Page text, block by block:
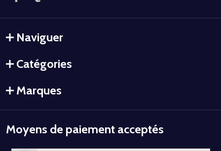
Naviguer
Catégories
Marques
Moyens de paiement acceptés